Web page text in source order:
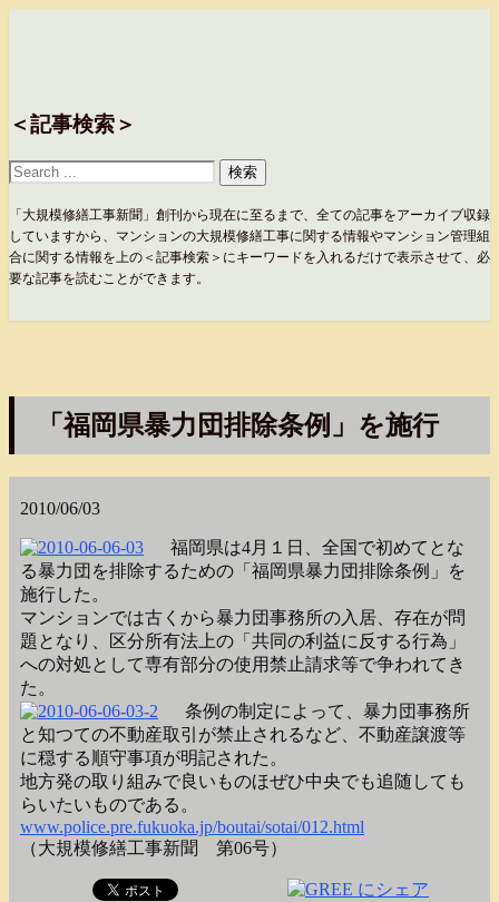
＜記事検索＞
「大規模修繕工事新聞」創刊から現在に至るまで、全ての記事をアーカイブ収録
していますから、マンションの大規模修繕工事に関する情報やマンション管理組
合に関する情報を上の＜記事検索＞にキーワードを入れるだけで表示させて、必
要な記事を読むことができます。
「福岡県暴力団排除条例」を施行
2010/06/03
福岡県は4月１日、全国で初めてとな
る暴力団を排除するための「福岡県暴力団排除条例」を
施行した。
マンションでは古くから暴力団事務所の入居、存在が問
題となり、区分所有法上の「共同の利益に反する行為」
への対処として専有部分の使用禁止請求等で争われてき
た。
条例の制定によって、暴力団事務所
と知つての不動産取引が禁止されるなど、不動産譲渡等
に穏する順守事項が明記された。
地方発の取り組みで良いものほぜひ中央でも追随しても
らいたいものである。
www.police.pre.fukuoka.jp/boutai/sotai/012.html
（大規模修繕工事新聞 第06号）